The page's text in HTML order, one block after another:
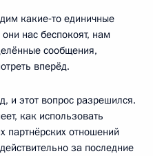
какие‑то единичные
нас беспокоят, нам
сообщения,
вперёд.
и этот вопрос разрешился.
как использовать
партнёрских отношений
за последние